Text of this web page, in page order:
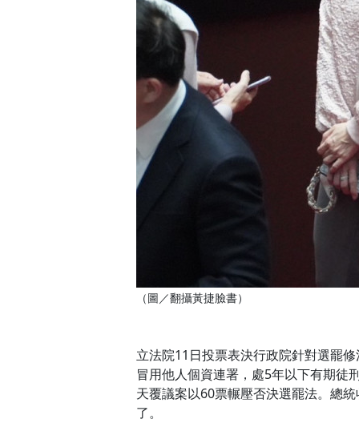
（圖／翻攝黃捷臉書）
立法院11日投票表決行政院針對選罷
冒用他人個資連署，處5年以下有期徒
天覆議案以60票輾壓否決選罷法。總
了。